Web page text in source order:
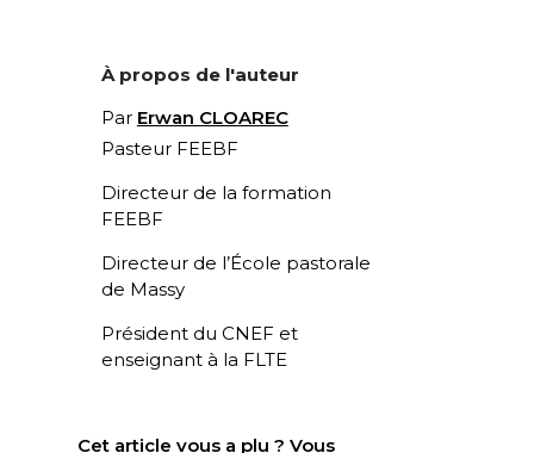
À propos de l'auteur
Par Erwan CLOAREC
Pasteur FEEBF
Directeur de la formation
FEEBF
Directeur de l’École pastorale
de Massy
Président du CNEF et
enseignant à la FLTE
Cet article vous a plu ? Vous